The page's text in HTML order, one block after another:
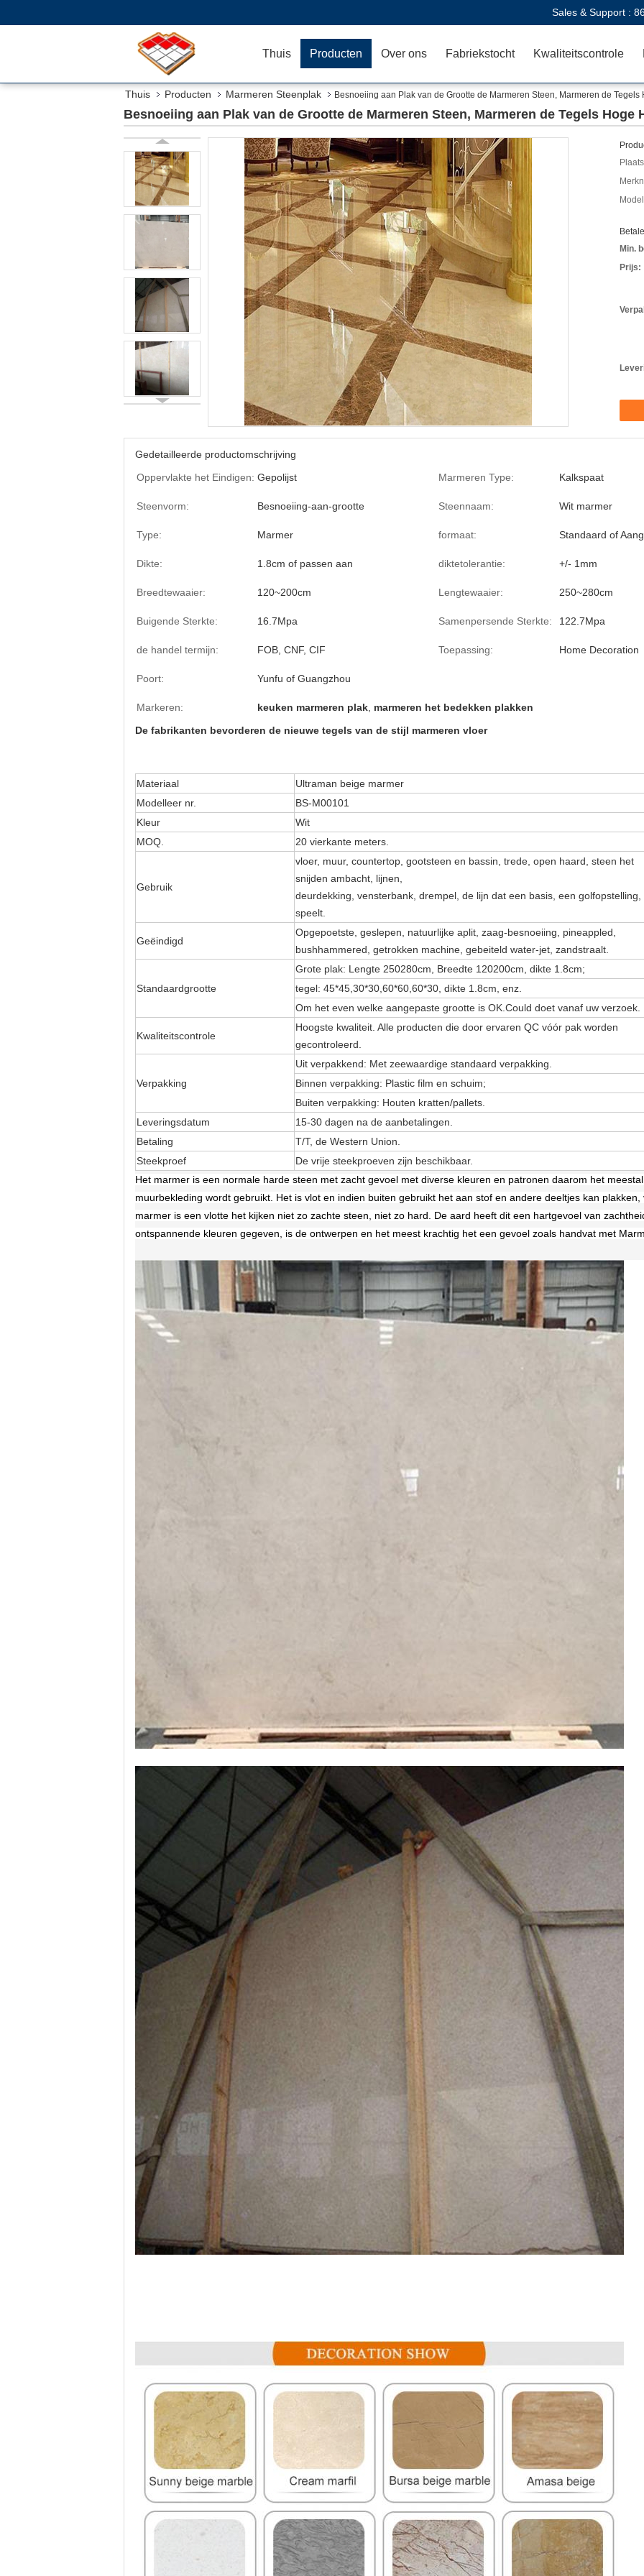
Sales & Support :
Thuis Producten Over ons Fabriekstocht Kwaliteitscontrole
Thuis Producten Marmeren Steenplak Besnoeiing aan Plak van de Grootte de Marmeren Steen, Marmeren de
Besnoeiing aan Plak van de Grootte de Marmeren Steen, Marmeren de Tegels Hoge
Min.
Prijs:
Gedetailleerde productomschrijving
Oppervlakte het Eindigen: Gepolijst Marmeren Type: Kalkspaat
Steenvorm: Besnoeiing-aan-grootte Steennaam: Wit marmer
Type: Marmer formaat: Standaard of
Dikte: 1.8cm of passen aan diktetolerantie: +/- 1mm
Breedtewaaier: 120~200cm Lengtewaaier: 250~280cm
Buigende Sterkte: 16.7Mpa Samenpersende Sterkte: 122.7Mpa
de handel termijn: FOB, CNF, CIF Toepassing: Home Decoration
Poort: Yunfu of Guangzhou
Markeren: keuken marmeren plak marmeren het bedekken plakken
De fabrikanten bevorderen de nieuwe tegels van de stijl marmeren vloer
Materiaal
Ultraman beige marmer
Modelleer nr.
BS-M00101
Kleur
Wit
MOQ.
20 vierkante meters.
Gebruik
vloer, muur, countertop, gootsteen en bassin, trede, open haard, steen het
snijden ambacht, lijnen,
deurdekking, vensterbank, drempel, de lijn dat een basis, een golfopstelling,
speelt.
Geëindigd
Opgepoetste, geslepen, natuurlijke aplit, zaag-besnoeiing, pineappled,
bushhammered, getrokken machine, gebeiteld water-jet, zandstraalt.
Standaardgrootte
Grote plak: Lengte 250280cm, Breedte 120200cm, dikte 1.8cm;
tegel: 45*45,30*30,60*60,60*30, dikte 1.8cm, enz.
Om het even welke aangepaste grootte is OK.Could doet vanaf uw verzoek.
Kwaliteitscontrole
Hoogste kwaliteit. Alle producten die door ervaren QC vóór pak worden
gecontroleerd.
Verpakking
Uit verpakkend: Met zeewaardige standaard verpakking.
Binnen verpakking: Plastic film en schuim;
Buiten verpakking: Houten kratten/pallets.
Leveringsdatum
15-30 dagen na de aanbetalingen.
Betaling
T/T, de Western Union.
Steekproef
De vrije steekproeven zijn beschikbaar.
Het marmer is een normale harde steen met zacht gevoel met diverse kleuren en patronen daarom het
muurbekleding wordt gebruikt. Het is vlot en indien buiten gebruikt het aan stof en andere deeltjes kan
marmer is een vlotte het kijken niet zo zachte steen, niet zo hard. De aard heeft dit een hartgevoel van
ontspannende kleuren gegeven, is de ontwerpen en het meest krachtig het een gevoel zoals handvat met